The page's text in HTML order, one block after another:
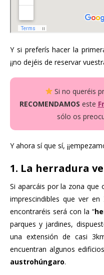
Y si preferís hacer la
¡¡no dejéis de reservar
Si no queréis
RECOMENDAMOS este
sólo os
Y ahora sí que sí,
1. La herradura
Si aparcáis por la zona que
imprescindibles que ver
encontraréis será con la “
parques y jardines,
una extensión de casi
encuentran algunos
austrohúngaro.